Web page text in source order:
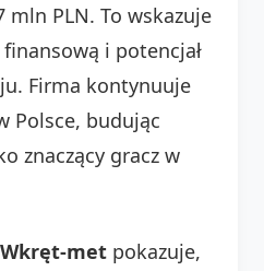
mln PLN. To wskazuje
i potencjał
Firma kontynuuje
Polsce, budując
znaczący gracz w
met pokazuje,